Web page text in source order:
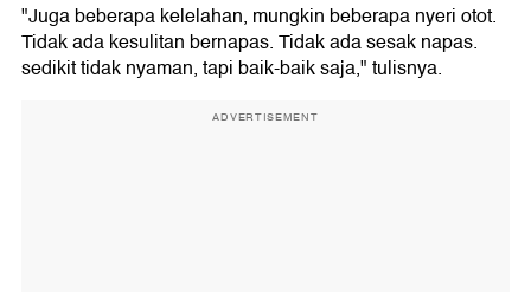
"Juga beberapa kelelahan, mungkin beberapa nyeri otot.
Tidak ada kesulitan bernapas. Tidak ada sesak napas.
sedikit tidak nyaman, tapi baik-baik saja," tulisnya.
ADVERTISEMENT